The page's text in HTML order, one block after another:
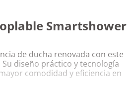
Smartshower
de ducha renovada con este
diseño práctico y tecnología
comodidad y eficiencia en